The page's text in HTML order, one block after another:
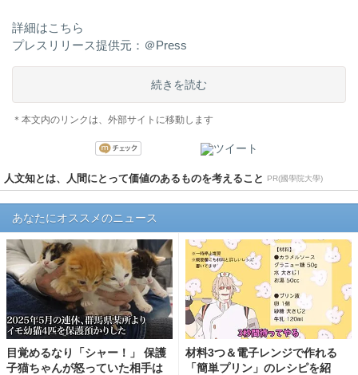
詳細はこちら
プレスリリース提供元：＠Press
続きを読む
＊本文内のリンクは、外部サイトに移動します
人文知とは、人間にとって価値のあるものを考えること PR(國學院大學)
あなたにオススメのニュース
目覚めるなり「シャー！」 保護
子猫ちゃんが怒っていた相手は
材料3つ＆電子レンジで作れる
「簡単プリン」のレシピを紹